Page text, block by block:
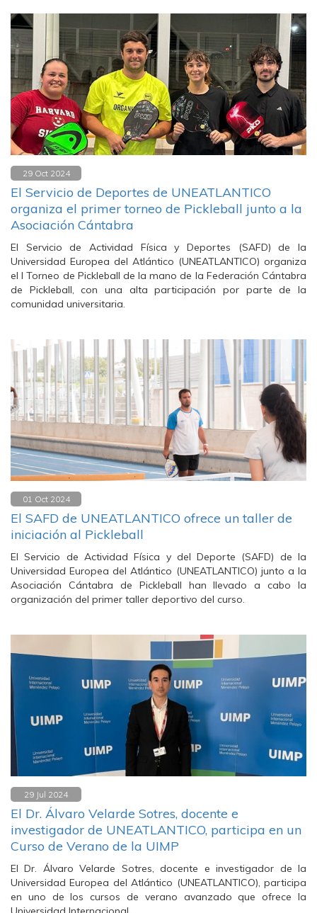
29 Oct 2024
El Servicio de Deportes de UNEATLANTICO
organiza el primer torneo de Pickleball junto a la
Asociación Cántabra
El Servicio de Actividad Física y Deportes (SAFD) de la
Universidad Europea del Atlántico (UNEATLANTICO) organiza
el I Torneo de Pickleball de la mano de la Federación Cántabra
de Pickleball, con una alta participación por parte de la
comunidad universitaria.
01 Oct 2024
El SAFD de UNEATLANTICO ofrece un taller de
iniciación al Pickleball
El Servicio de Actividad Física y del Deporte (SAFD) de la
Universidad Europea del Atlántico (UNEATLANTICO) junto a la
Asociación Cántabra de Pickleball han llevado a cabo la
organización del primer taller deportivo del curso.
29 Jul 2024
El Dr. Álvaro Velarde Sotres, docente e
investigador de UNEATLANTICO, participa en un
Curso de Verano de la UIMP
El Dr. Álvaro Velarde Sotres, docente e investigador de la
Universidad Europea del Atlántico (UNEATLANTICO), participa
en uno de los cursos de verano avanzado que ofrece la